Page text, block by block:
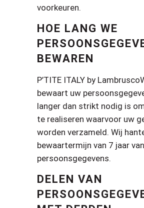
voorkeuren.
HOE LANG WE
BEWAREN
P’TITE ITALY by
bewaart uw
langer dan strikt nodig is
te realiseren waarvoor uw
worden verzameld. Wij
bewaartermijn van 7 jaar van
persoonsgegevens.
DELEN VAN